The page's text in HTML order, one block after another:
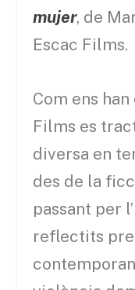
mujer, de
Escac Films.
Com ens
Films es
diversa en
des de la
passant per
reflectits